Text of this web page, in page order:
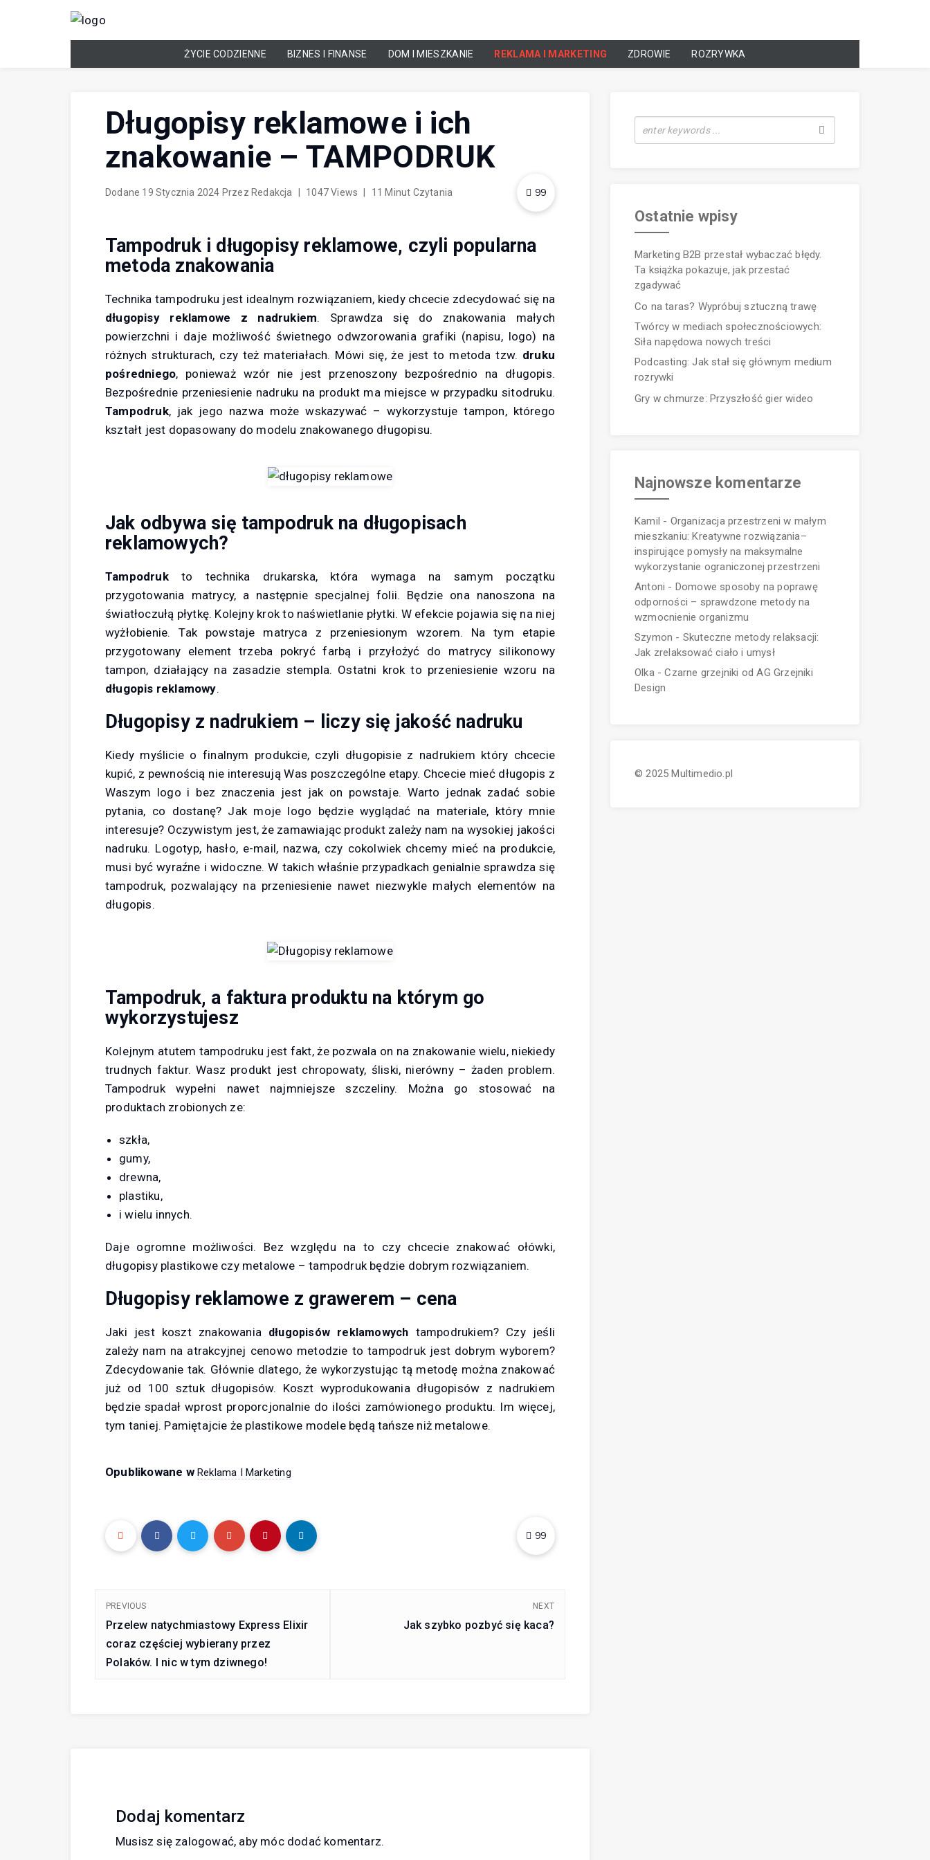
ŻYCIE CODZIENNE BIZNES I FINANSE DOM I MIESZKANIE REKLAMA I MARKETING ZDROWIE ROZRYWKA
Długopisy reklamowe i ich
znakowanie – TAMPODRUK
Dodane 19 Stycznia 2024 Przez Redakcja 1047 Views 11 Minut Czytania 99
Tampodruk i długopisy reklamowe, czyli popularna
metoda znakowania
Technika tampodruku jest idealnym rozwiązaniem, kiedy chcecie zdecydować się na
długopisy reklamowe z nadrukiem. Sprawdza się do znakowania małych
powierzchni i daje możliwość świetnego odwzorowania grafiki (napisu, logo) na
różnych strukturach, czy też materiałach. Mówi się, że jest to metoda tzw. druku
pośredniego, ponieważ wzór nie jest przenoszony bezpośrednio na długopis.
Bezpośrednie przeniesienie nadruku na produkt ma miejsce w przypadku sitodruku.
Tampodruk, jak jego nazwa może wskazywać – wykorzystuje tampon, którego
kształt jest dopasowany do modelu znakowanego długopisu.
Jak odbywa się tampodruk na długopisach
reklamowych?
Tampodrukto technika drukarska, która wymaga na samym początku
przygotowania matrycy, a następnie specjalnej folii. Będzie ona nanoszona na
światłoczułą płytkę. Kolejny krok to naświetlanie płytki. W efekcie pojawia się na niej
wyżłobienie. Tak powstaje matryca z przeniesionym wzorem. Na tym etapie
przygotowany element trzeba pokryć farbą i przyłożyć do matrycy silikonowy
tampon, działający na zasadzie stempla. Ostatni krok to przeniesienie wzoru na
długopis reklamowy.
Długopisy z nadrukiem – liczy się jakość nadruku
Kiedy myślicie o finalnym produkcie, czyli długopisie z nadrukiem który chcecie
kupić, z pewnością nie interesują Was poszczególne etapy. Chcecie mieć długopis z
Waszym logo i bez znaczenia jest jak on powstaje. Warto jednak zadać sobie
pytania, co dostanę? Jak moje logo będzie wyglądać na materiale, który mnie
interesuje? Oczywistym jest, że zamawiając produkt zależy nam na wysokiej jakości
nadruku. Logotyp, hasło, e-mail, nazwa, czy cokolwiek chcemy mieć na produkcie,
musi być wyraźne i widoczne. W takich właśnie przypadkach genialnie sprawdza się
tampodruk, pozwalający na przeniesienie nawet niezwykle małych elementów na
długopis.
Tampodruk, a faktura produktu na którym go
wykorzystujesz
Kolejnym atutem tampodruku jest fakt, że pozwala on na znakowanie wielu, niekiedy
trudnych faktur. Wasz produkt jest chropowaty, śliski, nierówny – żaden problem.
Tampodruk wypełni nawet najmniejsze szczeliny. Można go stosować na
produktach zrobionych ze:
szkła,
gumy,
drewna,
plastiku,
i wielu innych.
Daje ogromne możliwości. Bez względu na to czy chcecie znakować ołówki,
długopisy plastikowe czy metalowe – tampodruk będzie dobrym rozwiązaniem.
Długopisy reklamowe z grawerem – cena
Jaki jest koszt znakowania długopisów reklamowych tampodrukiem? Czy jeśli
zależy nam na atrakcyjnej cenowo metodzie to tampodruk jest dobrym wyborem?
Zdecydowanie tak. Głównie dlatego, że wykorzystując tą metodę można znakować
już od 100 sztuk długopisów. Koszt wyprodukowania długopisów z nadrukiem
będzie spadał wprost proporcjonalnie do ilości zamówionego produktu. Im więcej,
tym taniej. Pamiętajcie że plastikowe modele będą tańsze niż metalowe.
Opublikowane w Reklama I Marketing
99
PREVIOUS
Przelew natychmiastowy Express Elixir
coraz częściej wybierany przez
Polaków. I nic w tym dziwnego!
NEXT
Jak szybko pozbyć się kaca?
Dodaj komentarz
Musisz się zalogować, aby móc dodać komentarz.
Ostatnie wpisy
Marketing B2B przestał wybaczać błędy.
Ta książka pokazuje, jak przestać
zgadywać
Co na taras? Wypróbuj sztuczną trawę
Twórcy w mediach społecznościowych:
Siła napędowa nowych treści
Podcasting: Jak stał się głównym medium
rozrywki
Gry w chmurze: Przyszłość gier wideo
Najnowsze komentarze
Kamil - Organizacja przestrzeni w małym
mieszkaniu: Kreatywne rozwiązania–
inspirujące pomysły na maksymalne
wykorzystanie ograniczonej przestrzeni
Antoni - Domowe sposoby na poprawę
odporności – sprawdzone metody na
wzmocnienie organizmu
Szymon - Skuteczne metody relaksacji:
Jak zrelaksować ciało i umysł
Olka-Czarne grzejniki od AG Grzejniki
Design
© 2025 Multimedio.pl